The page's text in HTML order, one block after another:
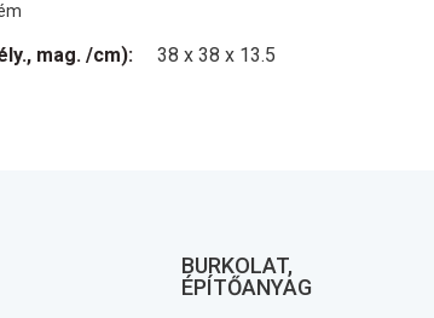
mag. /cm): 38 x 38 x 13.5
BURKOLAT,
ÉPÍTŐANYAG